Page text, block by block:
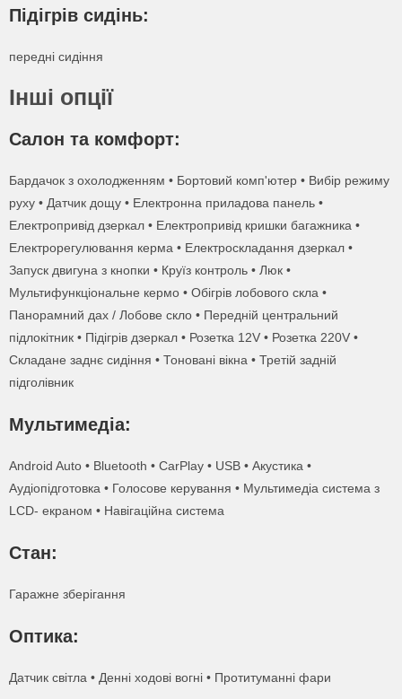
Підігрів сидінь:
передні сидіння
Інші опції
Салон та комфорт:
Бардачок з охолодженням • Бортовий комп'ютер • Вибір режиму
руху • Датчик дощу • Електронна приладова панель •
Електропривід дзеркал • Електропривід кришки багажника •
Електрорегулювання керма • Електроскладання дзеркал •
Запуск двигуна з кнопки • Круїз контроль • Люк •
Мультифункціональне кермо • Обігрів лобового скла •
Панорамний дах / Лобове скло • Передній центральний
підлокітник • Підігрів дзеркал • Розетка 12V • Розетка 220V •
Складане заднє сидіння • Тоновані вікна • Третій задній
підголівник
Мультимедіа:
Android Auto • Bluetooth • CarPlay • USB • Акустика •
Аудіопідготовка • Голосове керування • Мультимедіа система з
LCD- екраном • Навігаційна система
Стан:
Гаражне зберігання
Оптика:
Датчик світла • Денні ходові вогні • Протитуманні фари
Замовити дзвінок
Заповніть форму нижче і ми зв'яжемось з вами.
077 074 7779
Ваше ім'я
Ваш телефон
Даю згоду на обробку персональних даних
Ваше ім'я
Ваше повідомлення
Даю згоду на обробку персональних даних
Отримати консультацію
Заповніть форму нижче і ми зв'яжемось з вами.
077 074 7779
Ваше ім'я
Ваш телефон
Даю згоду на обробку персональних даних
Ваше ім'я
Ваш телефон